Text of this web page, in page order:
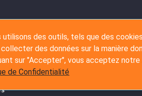
utilisons des outils, tels que des
des données sur la manière
sur "Accepter", vous acceptez
de Confidentialité